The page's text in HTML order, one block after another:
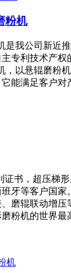
粉机
是我公司新近
专利技术产
，以悬辊磨粉
能满足客户对
证书，超压梯
牙等客户国家
磨辊联动增压
粉机的世界最